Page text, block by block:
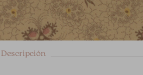
Descripción